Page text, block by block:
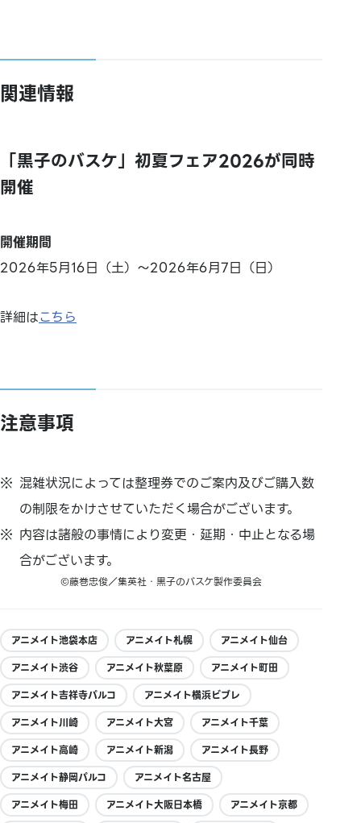
関連情報
「黒子のバスケ」初夏フェア2026が同時
開催
開催期間
2026年5月16日（土）～2026年6月7日（日）
詳細はこちら
注意事項
混雑状況によっては整理券でのご案内及びご購入数
の制限をかけさせていただく場合がございます。
内容は諸般の事情により変更・延期・中止となる場
合がございます。
©藤巻忠俊／集英社・黒子のバスケ製作委員会
アニメイト池袋本店 アニメイト札幌
アニメイト仙台
アニメイト渋谷
アニメイト秋葉原
アニメイト町田
アニメイト吉祥寺パルコ
アニメイト横浜ビブレ
アニメイト川崎
アニメイト大宮
アニメイト千葉
アニメイト高崎
アニメイト新潟
アニメイト長野
アニメイト静岡パルコ
アニメイト名古屋
アニメイト梅田
アニメイト大阪日本橋
アニメイト京都